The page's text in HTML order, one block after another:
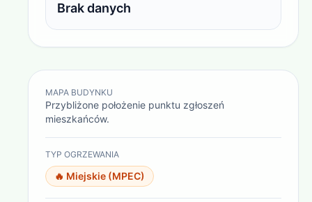
Brak danych
MAPA BUDYNKU
Przybliżone położenie punktu zgłoszeń
mieszkańców.
TYP OGRZEWANIA
🔥 Miejskie (MPEC)